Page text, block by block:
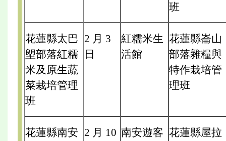
班
花蓮縣太巴
塱部落紅糯
米及原生蔬
菜栽培管理
班
2 月 3
日
紅糯米生
活館
花蓮縣崙山
部落雜糧與
特作栽培管
理班
花蓮縣南安
2 月 10 南安遊客 花蓮縣屋拉